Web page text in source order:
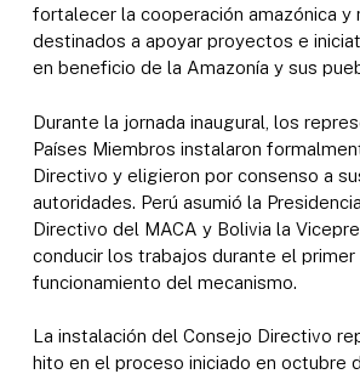
fortalecer la cooperación amazónica y
destinados a apoyar proyectos e
en beneficio de la Amazonía y sus
Durante la jornada inaugural, los
Países Miembros instalaron
Directivo y eligieron por consenso a
autoridades. Perú asumió la
Directivo del MACA y Bolivia la
conducir los trabajos durante el primer
funcionamiento del mecanismo.
La instalación del Consejo Directivo
hito en el proceso iniciado en octubre